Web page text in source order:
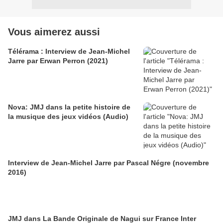
Vous aimerez aussi
Télérama : Interview de Jean-Michel
Jarre par Erwan Perron (2021)
Nova: JMJ dans la petite histoire de
la musique des jeux vidéos (Audio)
Interview de Jean-Michel Jarre par Pascal Négre (novembre
2016)
JMJ dans La Bande Originale de Nagui sur France Inter